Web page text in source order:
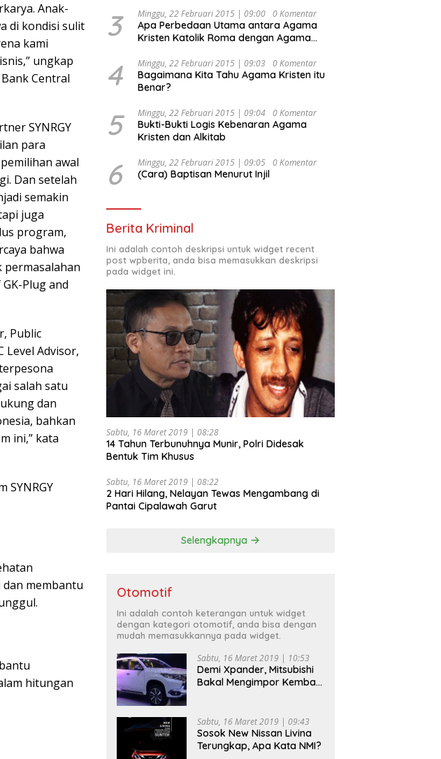
Anak-
di kondisi sulit
kami
ungkap
Central
SYNRGY
para
awal
Dan setelah
semakin
juga
program,
bahwa
permasalahan
Plug and
Public
Level Advisor,
salah satu
dan
bahkan
ini,” kata
membantu
hitungan
Undang Perekonomian Nasional dan
Kesejahteraan Sosial dalam Menata
Bangsa Menuju Indonesia Emas 2045”,
3 Minggu, 22 Februari 2015 | 09:00 0 Komentar
Apa Perbedaan Utama antara Agama
Kristen Katolik Roma dengan Agama
4 Minggu, 22 Februari 2015 | 09:03 0 Komentar
Bagaimana Kita Tahu Agama Kristen itu
Benar?
5 Minggu, 22 Februari 2015 | 09:04 0 Komentar
Bukti-Bukti Logis Kebenaran Agama
Kristen dan Alkitab
6 Minggu, 22 Februari 2015 | 09:05 0 Komentar
(Cara) Baptisan Menurut Injil
Berita Kriminal
Ini adalah contoh deskripsi untuk widget recent
post wpberita, anda bisa memasukkan deskripsi
pada widget ini.
Sabtu, 16 Maret 2019 | 08:28
14 Tahun Terbunuhnya Munir, Polri Didesak
Bentuk Tim Khusus
Sabtu, 16 Maret 2019 | 08:22
2 Hari Hilang, Nelayan Tewas Mengambang di
Pantai Cipalawah Garut
Selengkapnya
Otomotif
Ini adalah contoh keterangan untuk widget
dengan kategori otomotif, anda bisa dengan
mudah memasukkannya pada widget.
Sabtu, 16 Maret 2019 | 10:53
Demi Xpander, Mitsubishi
Bakal Mengimpor Kembali
Sabtu, 16 Maret 2019 | 09:43
Sosok New Nissan Livina
Terungkap, Apa Kata NMI?